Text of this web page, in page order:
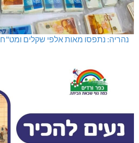
נהריה: נתפסו מאות אלפי שקלים ומט"ח